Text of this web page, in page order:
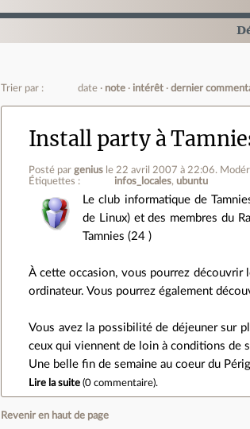
Trier par : date note intérêt dernier
Install party à
Posté pargenius le 22 avril 2007 à 22:06.
Étiquettes :
infos_locales ubuntu
Le club informatique de
de Linux) et des membres du
Tamnies (24 )
À cette occasion, vous pourrez découvrir
ordinateur. Vous pourrez également
Vous avez la possibilité de déjeuner sur
ceux qui viennent de loin à conditions de
Une belle fin de semaine au coeur du
Lire la suite (0 commentaire).
Revenir en haut de page